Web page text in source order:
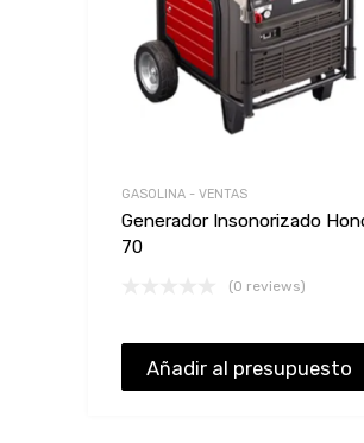
GASOLINA - VENTAS
Generador Insonorizado
70
(0 reviews)
Añadir al presupuesto